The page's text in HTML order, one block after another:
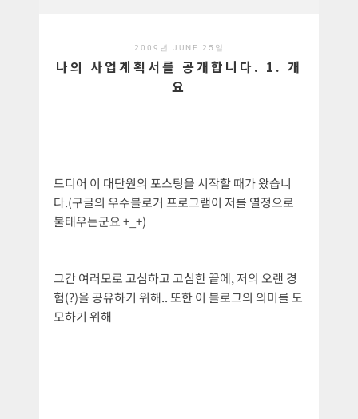
2009년 JUNE 25일
나의 사업계획서를 공개합니다. 1. 개
요
드디어 이 대단원의 포스팅을 시작할 때가 왔습니
다.(구글의 우수블로거 프로그램이 저를 열정으로
불태우는군요 +_+)
그간 여러모로 고심하고 고심한 끝에, 저의 오랜 경
험(?)을 공유하기 위해.. 또한 이 블로그의 의미를 도
모하기 위해